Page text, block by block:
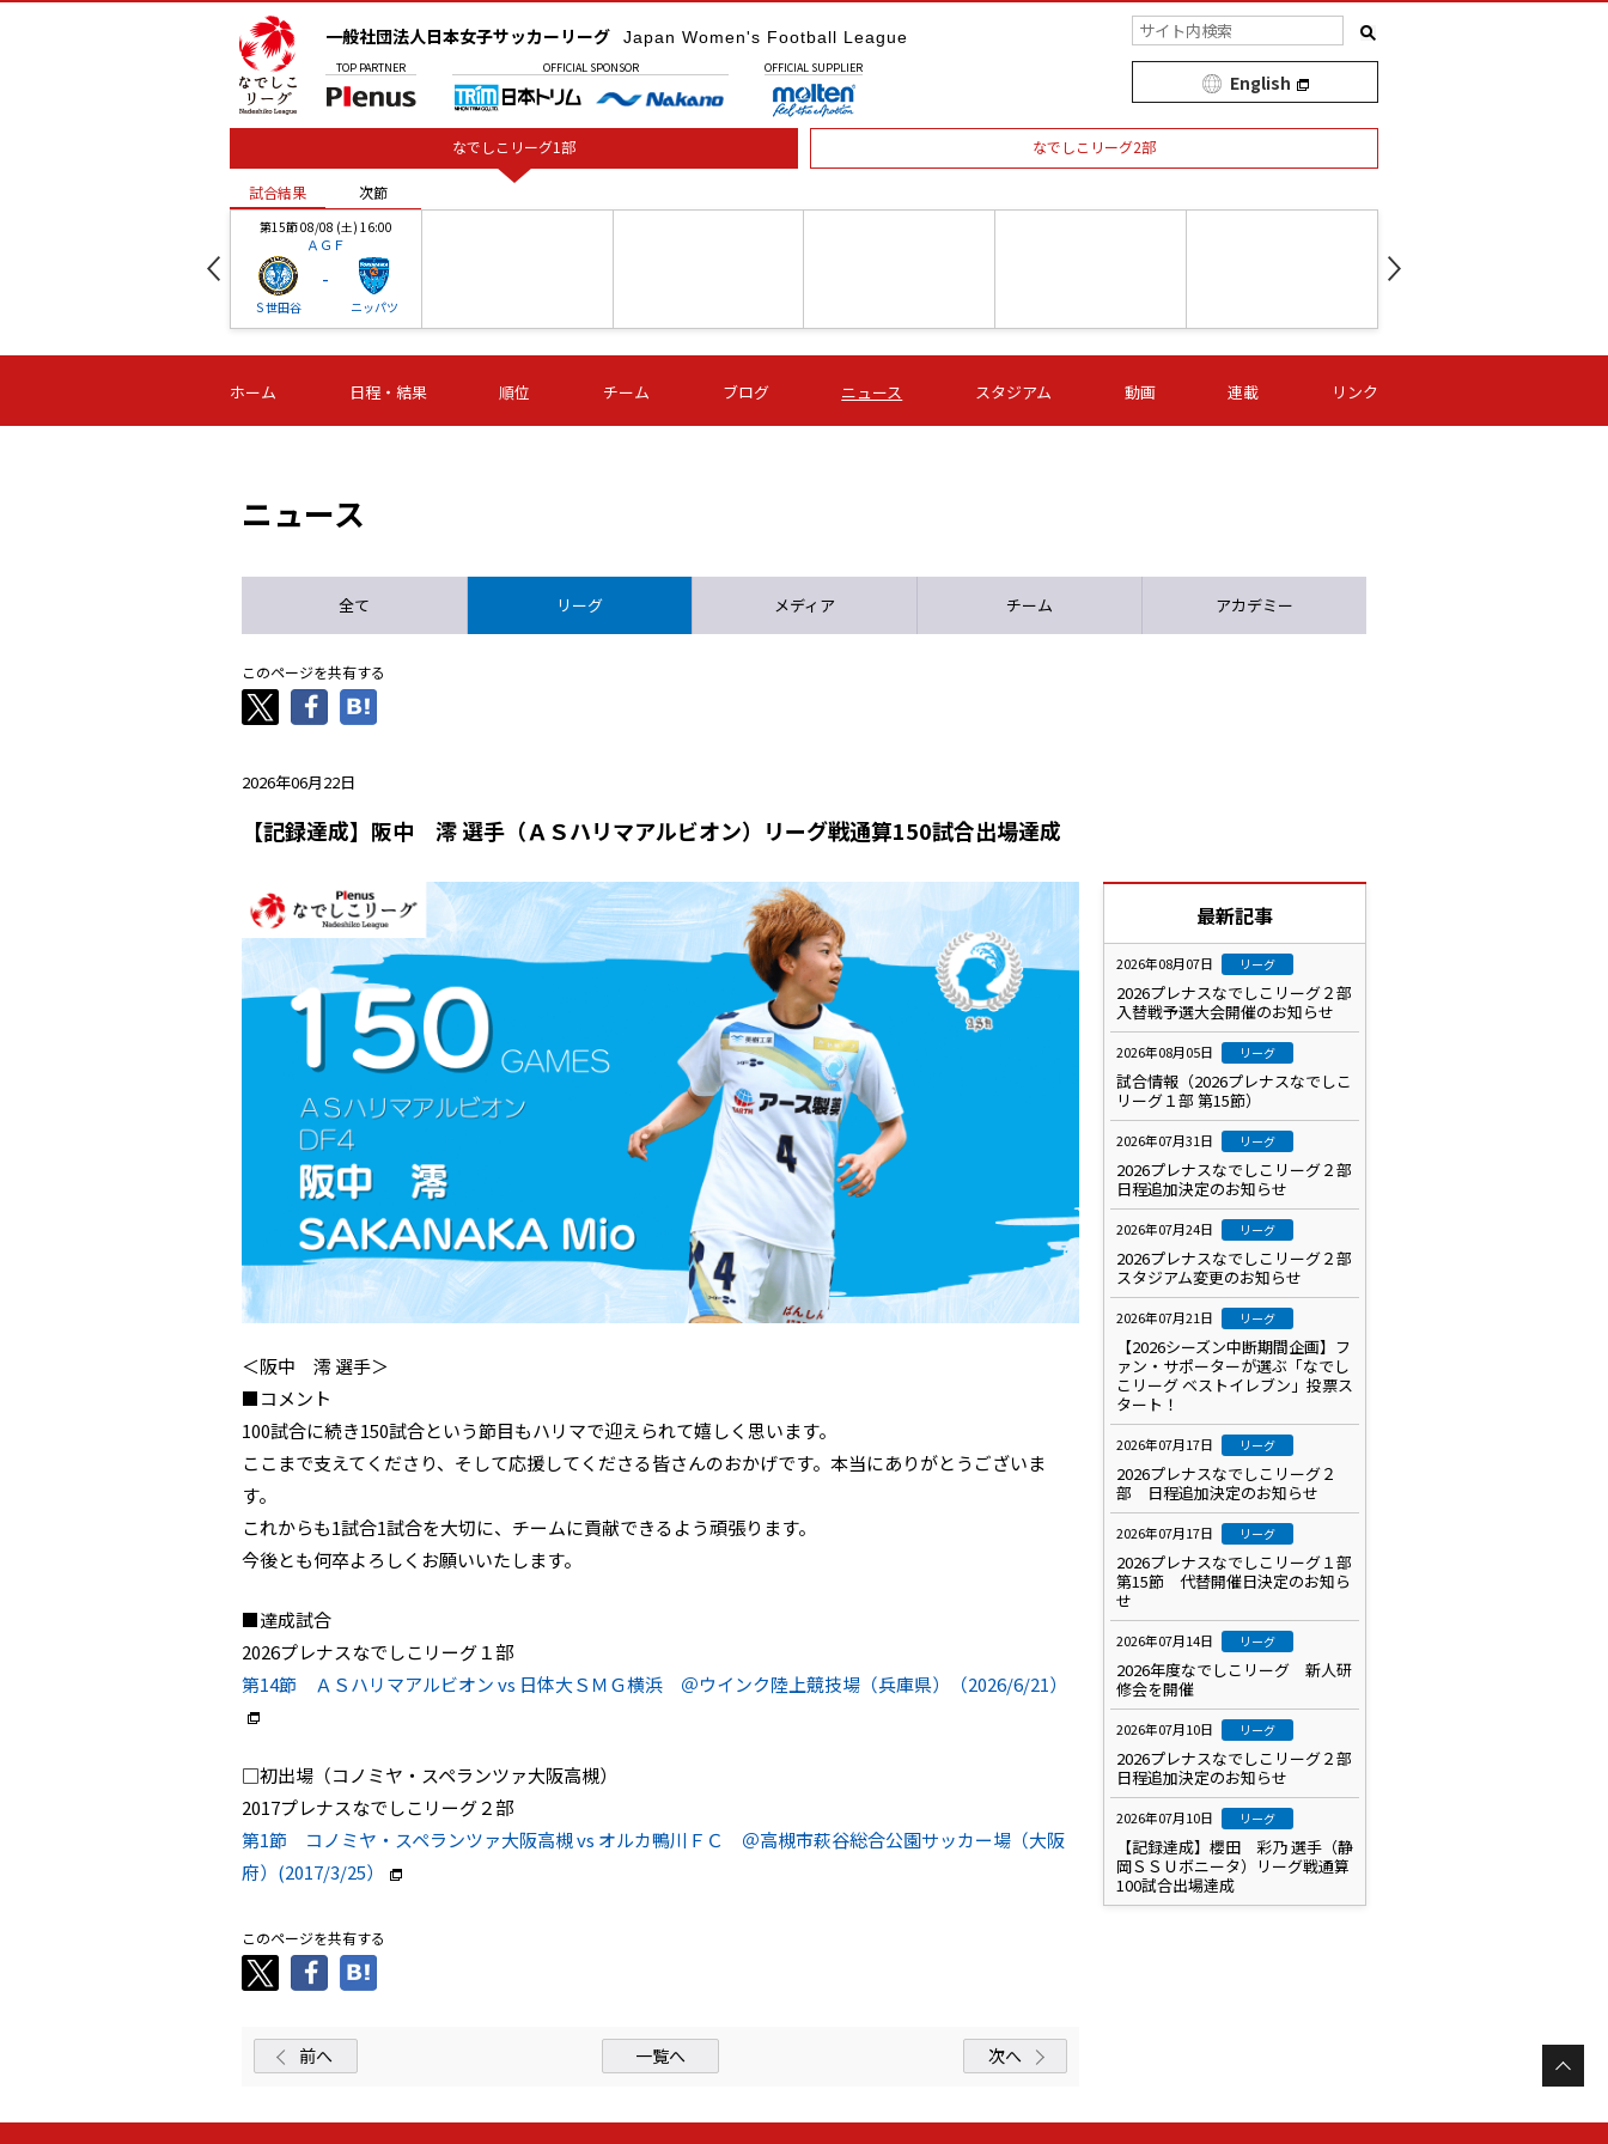
一般社団法人日本女子サッカーリーグ Japan Women's Football League
TOP PARTNER OFFICIAL SPONSOR OFFICIAL SUPPLIER
English
なでしこリーグ1部 なでしこリーグ2部
試合結果 次節
第15節 08/08 (土) 16:00
ＡＧＦ
Ｓ世田谷
-
ニッパツ
-
第16節 09/05 (土) 15:00
ニッパツ
-
第16節 09/05 (土) 15:00
石人の星
-
第16節 09/05 (土) 16:00
ＡＧＦ
-
いちご
-
第16節 09/06 (日) 15:00
-
第16節 09/06 (日) 15:00
- -
試合結果 次節
ホーム 日程・結果 順位 チーム ブログ ニュース スタジアム 動画 連載 リンク
ニュース
全て リーグ メディア チーム アカデミー
このページを共有する
2026年06月22日
【記録達成】阪中 澪 選手（ＡＳハリマアルビオン）リーグ戦通算150試合出場達成
＜阪中 澪 選手＞
■コメント
100試合に続き150試合という節目もハリマで迎えられて嬉しく思います。
ここまで支えてくださり、そして応援してくださる皆さんのおかげです。本当にありがとうございま
す。
これからも1試合1試合を大切に、チームに貢献できるよう頑張ります。
今後とも何卒よろしくお願いいたします。
■達成試合
2026プレナスなでしこリーグ１部
第14節 ＡＳハリマアルビオン vs 日体大ＳＭＧ横浜 ＠ウインク陸上競技場（兵庫県）（2026/6/21）
□初出場（コノミヤ・スペランツァ大阪高槻）
2017プレナスなでしこリーグ２部
第1節 コノミヤ・スペランツァ大阪高槻 vs オルカ鴨川ＦＣ ＠高槻市萩谷総合公園サッカー場（大阪
府）(2017/3/25）
このページを共有する
前へ 一覧へ 次へ
最新記事
2026年08月07日 リーグ
2026プレナスなでしこリーグ２部
入替戦予選大会開催のお知らせ
2026年08月05日 リーグ
試合情報（2026プレナスなでしこ
リーグ１部 第15節）
2026年07月31日 リーグ
2026プレナスなでしこリーグ２部
日程追加決定のお知らせ
2026年07月24日 リーグ
2026プレナスなでしこリーグ２部
スタジアム変更のお知らせ
2026年07月21日 リーグ
【2026シーズン中断期間企画】フ
ァン・サポーターが選ぶ「なでし
こリーグ ベストイレブン」投票ス
タート！
2026年07月17日 リーグ
2026プレナスなでしこリーグ２
部 日程追加決定のお知らせ
2026年07月17日 リーグ
2026プレナスなでしこリーグ１部
第15節 代替開催日決定のお知ら
せ
2026年07月14日 リーグ
2026年度なでしこリーグ 新人研
修会を開催
2026年07月10日 リーグ
2026プレナスなでしこリーグ２部
日程追加決定のお知らせ
2026年07月10日 リーグ
【記録達成】櫻田 彩乃 選手（静
岡ＳＳＵボニータ）リーグ戦通算
100試合出場達成